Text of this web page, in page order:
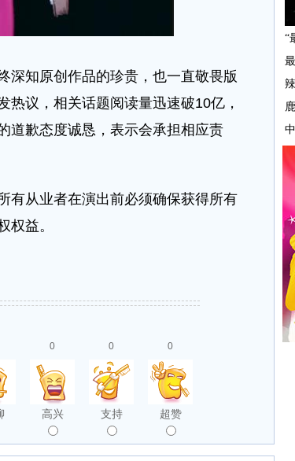
知原创作品的珍贵，也一直敬畏版
议，相关话题阅读量迅速破10亿，
道歉态度诚恳，表示会承担相应责
从业者在演出前必须确保获得所有
权益。
0
高兴
0
支持
0
超赞